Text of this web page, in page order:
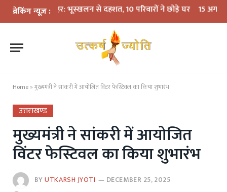
ब्रेकिंग न्यूज़ :
भूस्खलन से दहशत, 10 परिवारों ने छोड़े घर 15 अगस्त तक LPG कनेक्शन
Home »मुख्यमंत्री ने सांकरी में आयोजित विंटर फेस्टिवल का किया शुभारंभ
उत्तराखण्ड
मुख्यमंत्री ने सांकरी में आयोजित
विंटर फेस्टिवल का किया शुभारंभ
BYUTKARSH JYOTI
DECEMBER 25, 2025